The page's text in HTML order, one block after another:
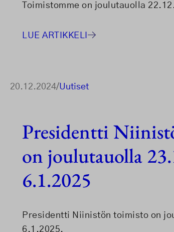
Toimistomme on joulutauolla
LUE ARTIKKELI
20.12.2024/Uutiset
Presidentti
on joulutauolla
6.1.2025
Presidentti Niinistön toimisto on
6.1.2025.